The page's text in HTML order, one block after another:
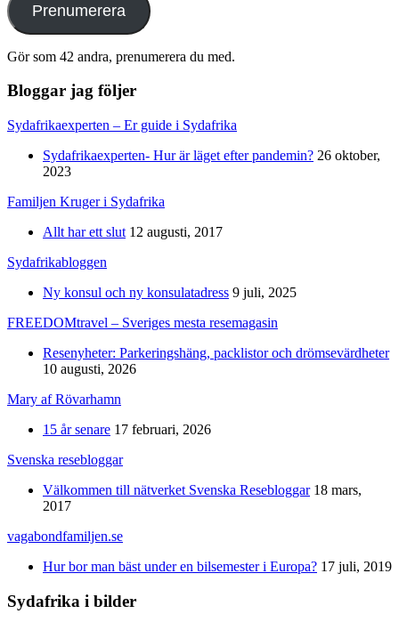
Prenumerera
Gör som 42 andra, prenumerera du med.
Bloggar jag följer
Sydafrikaexperten – Er guide i Sydafrika
Sydafrikaexperten- Hur är läget efter pandemin? 26 oktober,
2023
Familjen Kruger i Sydafrika
Allt har ett slut 12 augusti, 2017
Sydafrikabloggen
Ny konsul och ny konsulatadress 9 juli, 2025
FREEDOMtravel – Sveriges mesta resemagasin
Resenyheter: Parkeringshäng, packlistor och drömsevärdheter
10 augusti, 2026
Mary af Rövarhamn
15 år senare 17 februari, 2026
Svenska resebloggar
Välkommen till nätverket Svenska Resebloggar 18 mars,
2017
vagabondfamiljen.se
Hur bor man bäst under en bilsemester i Europa? 17 juli, 2019
Sydafrika i bilder